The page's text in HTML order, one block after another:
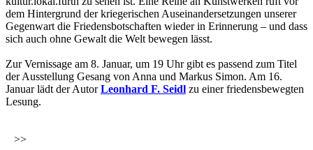
dem Hintergrund der kriegerischen Auseinandersetzungen unserer
Gegenwart die Friedensbotschaften wieder in Erinnerung – und dass
sich auch ohne Gewalt die Welt bewegen lässt.
Zur Vernissage am 8. Januar, um 19 Uhr gibt es passend zum Titel
der Ausstellung Gesang von Anna und Markus Simon. Am 16.
Januar lädt der AutorLeonhard F. Seidl zu einer friedensbewegten
Lesung.
>>